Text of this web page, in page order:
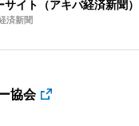
サイト（アキバ経済新聞）
済新聞
協会